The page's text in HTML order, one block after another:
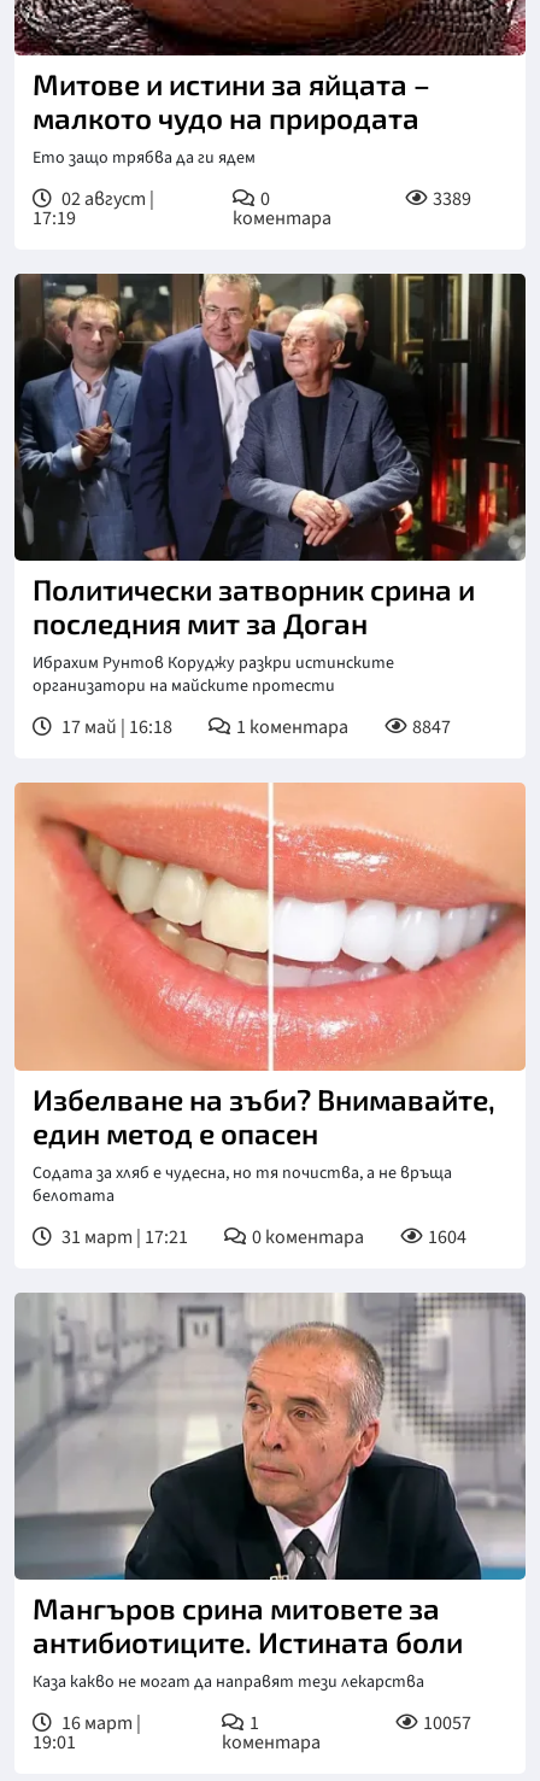
Митове и истини за яйцата –
малкото чудо на природата
Ето защо трябва да ги ядем
02 август |
17:19
0
коментара
3389
Политически затворник срина и
последния мит за Доган
Ибрахим Рунтов Коруджу разкри истинските
организатори на майските протести
17 май | 16:18 1 коментара 8847
Избелване на зъби? Внимавайте,
един метод е опасен
Содата за хляб е чудесна, но тя почиства, а не връща
белотата
31 март | 17:21 0коментара 1604
Мангъров срина митовете за
антибиотиците. Истината боли
Каза какво не могат да направят тези лекарства
16 март |
19:01
1
коментара
10057